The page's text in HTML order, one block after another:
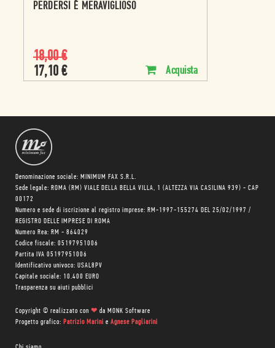
PERDERSI È MERAVIGLIOSO
18,00€
17,10 € Acquista
Denominazione sociale: MINIMUM FAX S.R.L.
Sede legale: ROMA (RM) VIALE DELLA BELLA VILLA, 1 (ALTEZZA VIA CASILINA 939) - CAP
00172
Numero e sede di iscrizione al registro imprese: RM-1997-155274 DEL 25/02/1997 /
REGISTRO DELLE IMPRESE DI ROMA
Numero Rea: RM - 864029
Codice fiscale: 05197951006
Partita IVA 05197951006
Identificativo univoco: USAL8PV
Capitale sociale: 10.400 EURO
Trasparenza su aiuti pubblici
Copyright © realizzato con ❤ da MONK Software
Progetto grafico: Patrizio Marini e Agnese Pagliarini